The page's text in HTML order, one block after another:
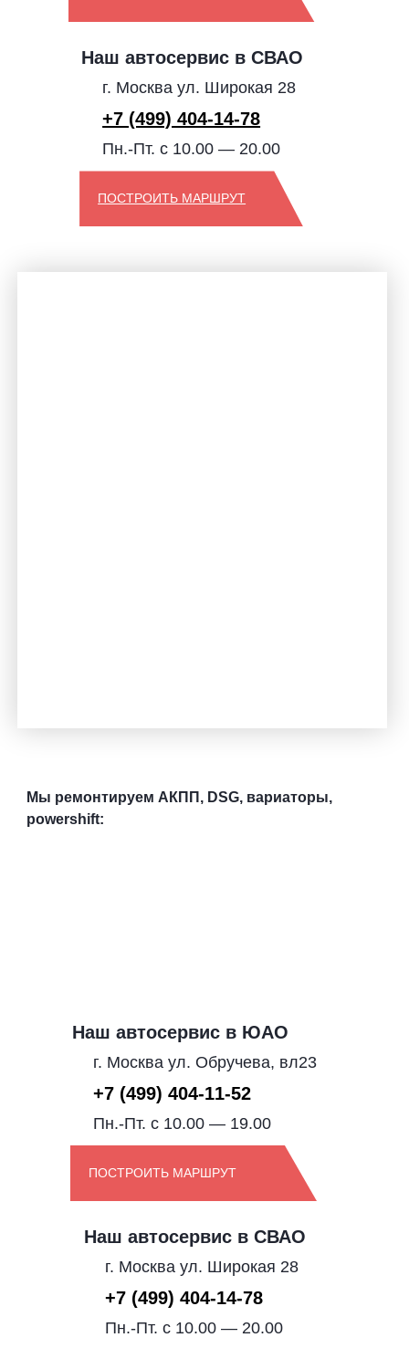
Наш автосервис в СВАО
г. Москва ул. Широкая 28
+7 (499) 404-14-78
Пн.-Пт. с 10.00 — 20.00
ПОСТРОИТЬ МАРШРУТ
Мы ремонтируем АКПП, DSG, вариаторы,
powershift:
Наш автосервис в ЮАО
г. Москва ул. Обручева, вл23
+7 (499) 404-11-52
Пн.-Пт. с 10.00 — 19.00
ПОСТРОИТЬ МАРШРУТ
Наш автосервис в СВАО
г. Москва ул. Широкая 28
+7 (499) 404-14-78
Пн.-Пт. с 10.00 — 20.00